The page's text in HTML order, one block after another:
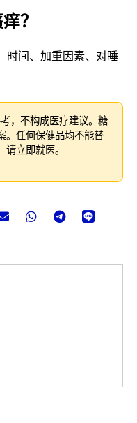
？
时间、加重因素、对睡
，不构成医疗建议。糖
。任何保健品均不能替
立即就医。